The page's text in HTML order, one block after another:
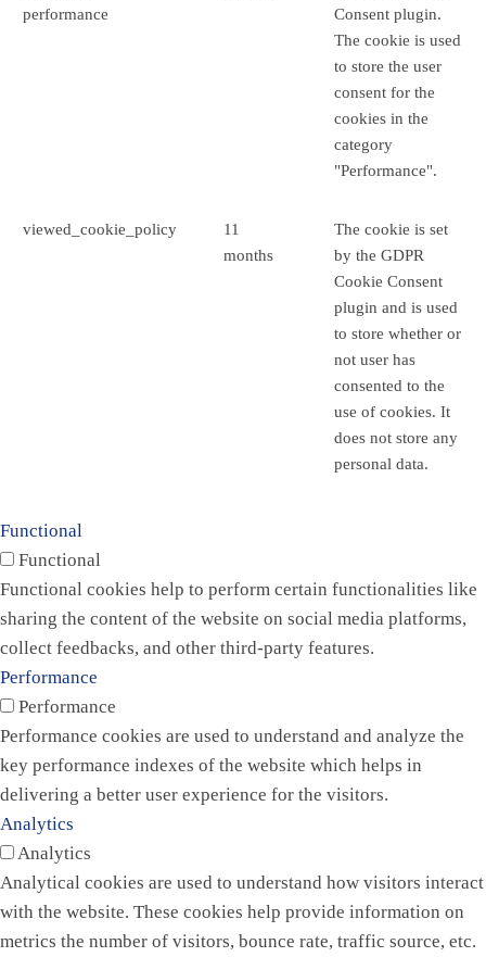
performance
Consent plugin.
The cookie is used
to store the user
consent for the
cookies in the
category
"Performance".
viewed_cookie_policy
11
months
The cookie is set
by the GDPR
Cookie Consent
plugin and is used
to store whether or
not user has
consented to the
use of cookies. It
does not store any
personal data.
Functional
Functional
Functional cookies help to perform certain functionalities like
sharing the content of the website on social media platforms,
collect feedbacks, and other third-party features.
Performance
Performance
Performance cookies are used to understand and analyze the
key performance indexes of the website which helps in
delivering a better user experience for the visitors.
Analytics
Analytics
Analytical cookies are used to understand how visitors interact
with the website. These cookies help provide information on
metrics the number of visitors, bounce rate, traffic source, etc.